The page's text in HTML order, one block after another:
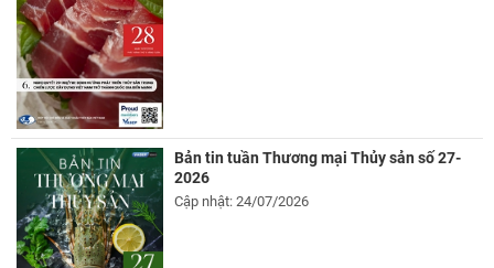
Bản tin tuần Thương mại Thủy sản số 27-
2026
Cập nhật: 24/07/2026